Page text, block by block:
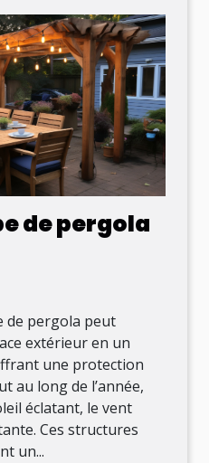
de pergola
de pergola peut
extérieur en un
une protection
au long de l’année,
éclatant, le vent
Ces structures
un...